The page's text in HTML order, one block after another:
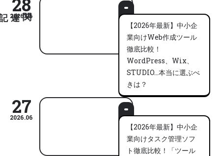
2026.06
【2026年最新】中小企
業向けWeb作成ツール
徹底比較！
WordPress、Wix、
STUDIO…本当に選ぶべ
きは？
27
2026.06
【2026年最新】中小企
業向けタスク管理ソフ
ト徹底比較！「ツール